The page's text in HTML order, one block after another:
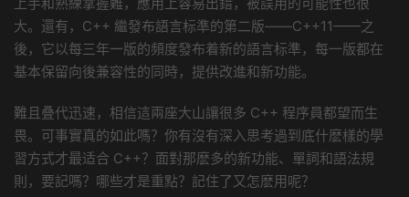
大。還有，C++ 繼發布語言标準的第二版——C++11——之
後，它以每三年一版的頻度發布着新的語言标準，每一版都在
基本保留向後兼容性的同時，提供改進和新功能。
難且叠代迅速，相信這兩座大山讓很多 C++ 程序員都望而生
畏。可事實真的如此嗎？你有沒有深入思考過到底什麽樣的學
習方式才最适合 C++？面對那麽多的新功能、單詞和語法規
則，要記嗎？哪些才是重點？記住了又怎麽用呢？